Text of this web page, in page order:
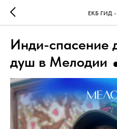
ЕКБ ГИД
Инди-спасение
душ в Мелодии